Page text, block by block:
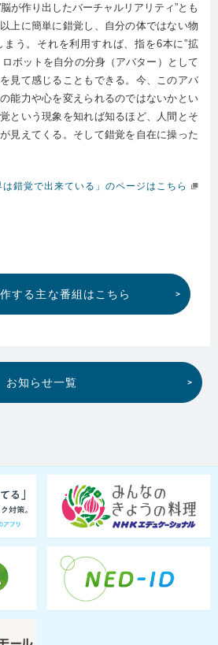
が作り出したバーチャルリアリティ”とも
上に簡単に錯覚し、自分の体ではない物
う。それを利用すれば、指を6本に”拡
ボットを自分の分身（アバター）として
見て感じることもできる。今、このアバ
能力や心を変えられるのではないかとい
という現象を知れば知るほど、人間とそ
見えてくる。そして錯覚を自在に操った
は錯覚で出来ている」のページはこちら
する主な番組はこちら
お知らせ一覧